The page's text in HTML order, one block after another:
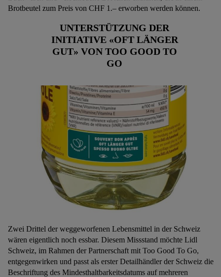
Brotbeutel zum Preis von CHF 1.– erworben werden können.
UNTERSTÜTZUNG DER
INITIATIVE «OFT LÄNGER
GUT» VON TOO GOOD TO
GO
Zwei Drittel der weggeworfenen Lebensmittel in der Schweiz
wären eigentlich noch essbar. Diesem Missstand möchte Lidl
Schweiz, im Rahmen der Partnerschaft mit Too Good To Go,
entgegenwirken und passt als erster Detailhändler der Schweiz die
Beschriftung des Mindesthaltbarkeitsdatums auf mehreren